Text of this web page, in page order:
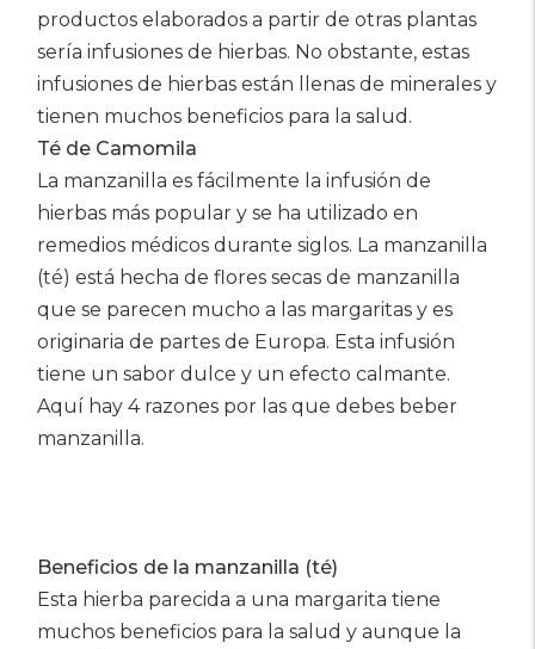
productos elaborados a partir de otras plantas
sería infusiones de hierbas. No obstante, estas
infusiones de hierbas están llenas de minerales y
tienen muchos beneficios para la salud.
Té de Camomila
La manzanilla es fácilmente la infusión de
hierbas más popular y se ha utilizado en
remedios médicos durante siglos. La manzanilla
(té) está hecha de flores secas de manzanilla
que se parecen mucho a las margaritas y es
originaria de partes de Europa. Esta infusión
tiene un sabor dulce y un efecto calmante.
Aquí hay 4 razones por las que debes beber
manzanilla.
Beneficios de la manzanilla (té)
Esta hierba parecida a una margarita tiene
muchos beneficios para la salud y aunque la